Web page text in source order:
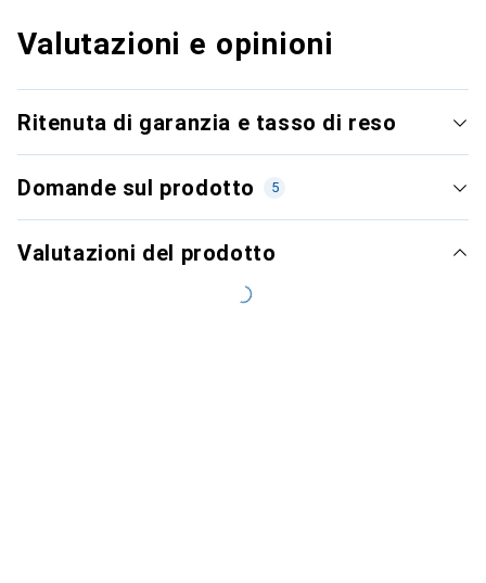
Valutazioni e opinioni
Ritenuta di garanzia e tasso di reso
Domande sul prodotto 5
Valutazioni del prodotto